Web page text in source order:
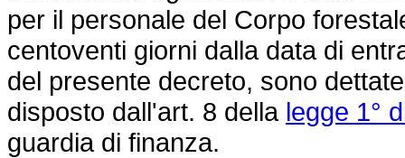
per il personale del Corpo
centoventi giorni dalla data di
del presente decreto, sono
disposto dall'art. 8 della legge 1°
guardia di finanza.